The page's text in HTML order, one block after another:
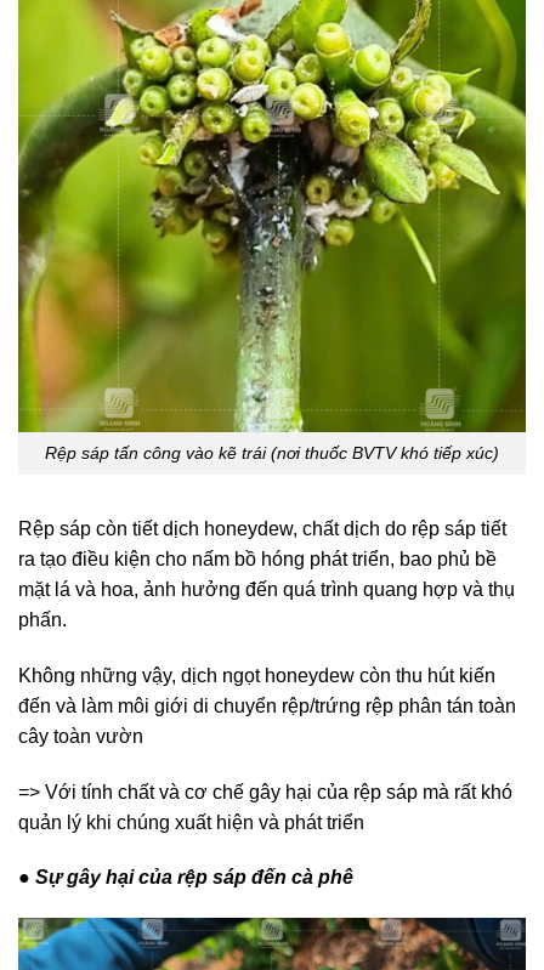
Rệp sáp tấn công vào kẽ trái (nơi thuốc BVTV khó tiếp xúc)
Rệp sáp còn tiết dịch honeydew, chất dịch do rệp sáp tiết
ra tạo điều kiện cho nấm bồ hóng phát triển, bao phủ bề
mặt lá và hoa, ảnh hưởng đến quá trình quang hợp và thụ
phấn.
Không những vậy, dịch ngọt honeydew còn thu hút kiến
đến và làm môi giới di chuyển rệp/trứng rệp phân tán toàn
cây toàn vườn
=> Với tính chất và cơ chế gây hại của rệp sáp mà rất khó
quản lý khi chúng xuất hiện và phát triển
● Sự gây hại của rệp sáp đến cà phê